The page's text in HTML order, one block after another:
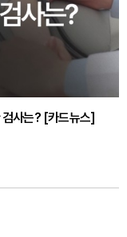
사는? [카드뉴스]